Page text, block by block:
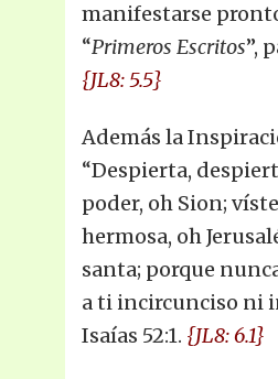
manifestarse
“Primeros Escritos”,
{JL8: 5.5}
Además la
“Despierta,
poder, oh Sion;
hermosa, oh
santa; porque
a ti incircunciso ni
Isaías 52:1. {JL8: 6.1}